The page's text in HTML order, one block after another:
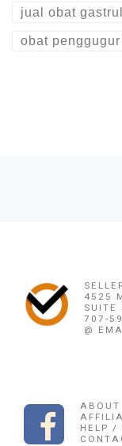
jual obat gastrul
obat
4525
707-
@
ABOUT
HELP /